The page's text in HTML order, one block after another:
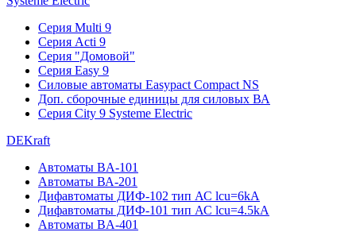
Серия Multi 9
Серия Acti 9
Серия "Домовой"
Серия Easy 9
Силовые автоматы Easypact Compact NS
Доп. сборочные единицы для силовых ВА
Серия City 9 Systeme Electric
DEKraft
Автоматы BA-101
Автоматы ВА-201
Дифавтоматы ДИФ-102 тип АС lcu=6kA
Дифавтоматы ДИФ-101 тип АС lcu=4.5kA
Автоматы BA-401